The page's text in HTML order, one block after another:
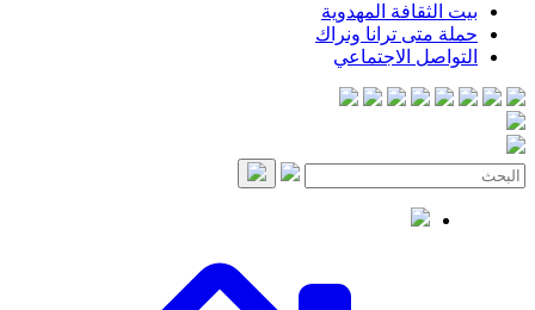
بيت الثقافة المهدوية
حملة متى ترانا ونراك
التواصل الاجتماعي